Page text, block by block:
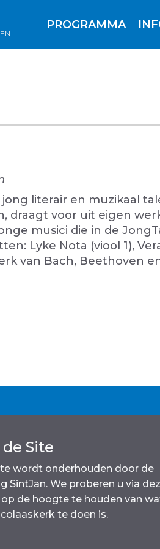
PROGRAMMA
literair en muzikaal
draagt voor uit eigen
musici die in de
Lyke Nota (viool 1),
van Bach, Beethoven
Site
wordt onderhouden door de
SintJan. We proberen u via
de hoogte te houden van
te doen is.